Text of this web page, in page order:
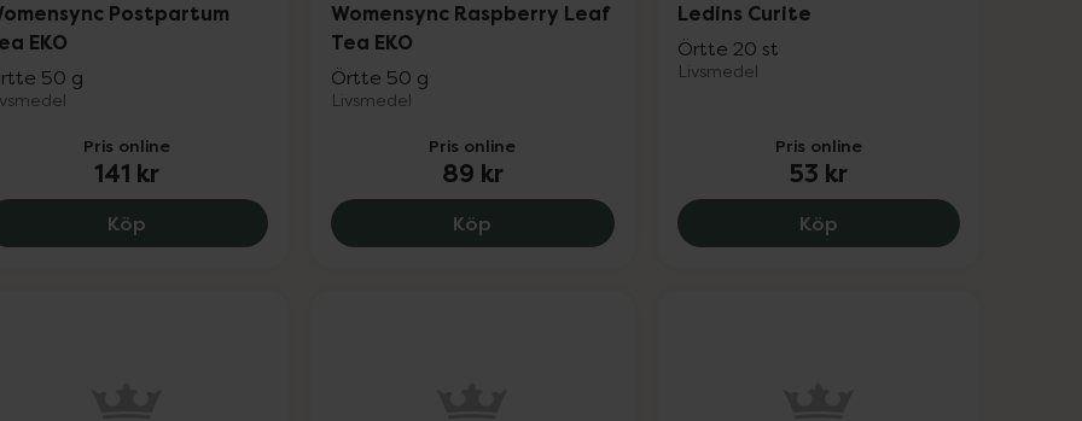
Postpartum
EKO
50 g
Pris online
141 kr
Köp Womensync Postpartum Tea EKO, 141 kr.
Womensync Raspberry Leaf
Tea EKO
Örtte 50 g
Livsmedel
Pris online
89 kr
Köp Womensync Raspberry Leaf Tea EKO, 89 kr.
Ledins Curite
Örtte 20 st
Livsmedel
Pris online
53 kr
KöpLedins Curite, 53 kr.